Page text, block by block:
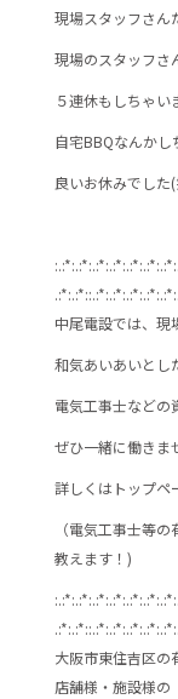
o
o
k
現場スタッフさん
現場のスタッフさ
５連休もしちゃい
自宅BBQなんか
良いお休みでした
中尾電設では、現
和気あいあいとし
電気工事士などの
ぜひ一緒に働きま
詳しくはトップペ
（電気工事士等
教えます！)
大阪市東住吉区の
店舗様・施設様の